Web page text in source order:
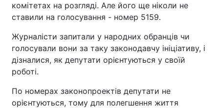
Лонгріди
Відео з Youtube Статті
Інтерв'ю Думки
Контакти
комітетах на розгляді. Але його ще ніколи не
ставили на голосування - номер 5159.
Журналісти запитали у народних обранців чи
голосували вони за таку законодавчу ініціативу, і
дізналися, як депутати орієнтуються у своїй
роботі.
По номерах законопроектів депутати не
орієнтуються, тому для полегшення життя